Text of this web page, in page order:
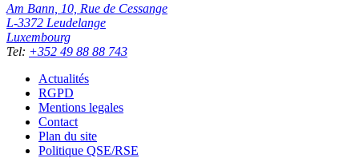
Am Bann, 10, Rue de Cessange
L-3372 Leudelange
Luxembourg
Tel: +352 49 88 88 743
Actualités
RGPD
Mentions legales
Contact
Plan du site
Politique QSE/RSE